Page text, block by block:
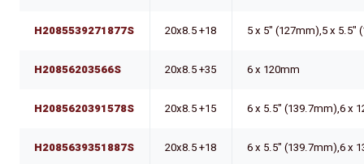
H2085539271877S 20x8.5 +18 5 x 5" (127mm),5 x 5.5"
H20856203566S 20x8.5 +35 6 x 120mm
H2085620391578S 20x8.5 +15 6 x 5.5" (139.7mm),6 x
H2085639351887S 20x8.5 +18 6 x 5.5" (139.7mm),6 x